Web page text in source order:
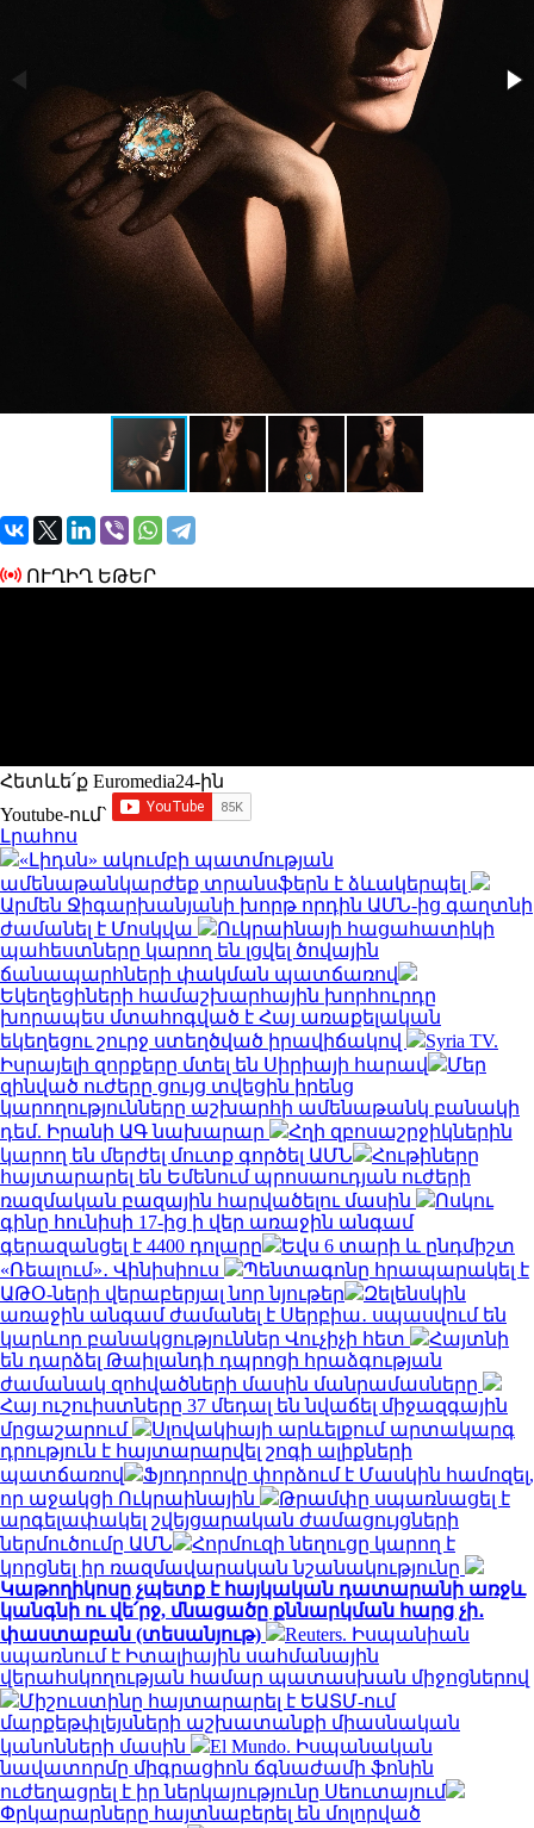
ՈՒՂԻՂ ԵԹԵՐ
Հետևե՛ք Euromedia24-ին
Youtube-ում`
Լրահոս
«Լիդսն» ակումբի պատմության
ամենաթանկարժեք տրանսֆերն է ձևակերպել
Արմեն Ջիգարխանյանի խորթ որդին ԱՄՆ-ից գաղտնի
ժամանել է Մոսկվա
Ուկրաինայի հացահատիկի
պահեստները կարող են լցվել ծովային
ճանապարհների փակման պատճառով
Եկեղեցիների համաշխարհային խորհուրդը
խորապես մտահոգված է Հայ առաքելական
եկեղեցու շուրջ ստեղծված իրավիճակով
Syria TV.
Իսրայելի զորքերը մտել են Սիրիայի հարավ
Մեր
զինված ուժերը ցույց տվեցին իրենց
կարողությունները աշխարհի ամենաթանկ բանակի
դեմ. Իրանի ԱԳ նախարար
Հղի զբոսաշրջիկներին
կարող են մերժել մուտք գործել ԱՄՆ
Հութիները
հայտարարել են Եմենում պրոսաուդյան ուժերի
ռազմական բազային հարվածելու մասին
Ոսկու
գինը հունիսի 17-ից ի վեր առաջին անգամ
գերազանցել է 4400 դոլարը
Եվս 6 տարի և ընդմիշտ
«Ռեալում»․ Վինիսիուս
Պենտագոնը հրապարակել է
ԱԹՕ-ների վերաբերյալ նոր նյութեր
Զելենսկին
առաջին անգամ ժամանել է Սերբիա․ սպասվում են
կարևոր բանակցություններ Վուչիչի հետ
Հայտնի
են դարձել Թաիլանդի դպրոցի հրաձգության
ժամանակ զոհվածների մասին մանրամասները
Հայ ուշուիստները 37 մեդալ են նվաճել միջազգային
մրցաշարում
Սլովակիայի արևելքում արտակարգ
դրություն է հայտարարվել շոգի ալիքների
պատճառով
Ֆյոդորովը փորձում է Մասկին համոզել,
որ աջակցի Ուկրաինային
Թրամփը սպառնացել է
արգելափակել շվեյցարական ժամացույցների
ներմուծումը ԱՄՆ
Հորմուզի նեղուցը կարող է
կորցնել իր ռազմավարական նշանակությունը
Կաթողիկոսը չպետք է հայկական դատարանի առջև
կանգնի ու վե՛րջ, մնացածը քննարկման հարց չի․
փաստաբան (տեսանյութ)
Reuters. Իսպանիան
սպառնում է Իտալիային սահմանային
վերահսկողության համար պատասխան միջոցներով
Միշուստինը հայտարարել է ԵԱՏՄ-ում
մարքեթփլեյսների աշխատանքի միասնական
կանոնների մասին
El Mundo. Իսպանական
նավատորմը միգրացիոն ճգնաժամի ֆոնին
ուժեղացրել է իր ներկայությունը Սեուտայում
Փրկարարները հայտնաբերել են մոլորված